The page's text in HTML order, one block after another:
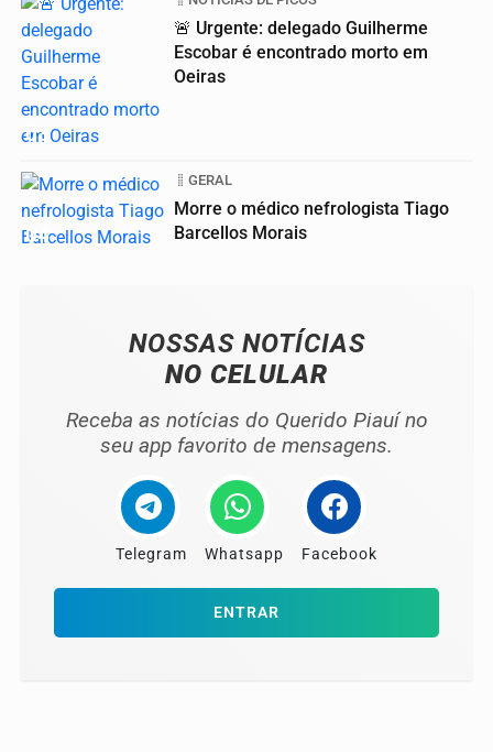
03
🚨 Urgente: delegado Guilherme
Escobar é encontrado morto em
Oeiras
04
GERAL
Morre o médico nefrologista Tiago
Barcellos Morais
NOSSAS NOTÍCIAS
NO CELULAR
Receba as notícias do Querido Piauí no
seu app favorito de mensagens.
Telegram Whatsapp Facebook
ENTRAR